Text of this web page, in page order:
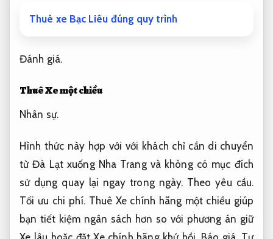
Thuê xe Bạc Liêu đúng quy trình
Đánh giá.
Thuê Xe một chiều
Nhân sự.
Hình thức này hợp với với khách chỉ cần di chuyển
từ Đà Lạt xuống Nha Trang và không có mục đích
sử dụng quay lại ngay trong ngày. Theo yêu cầu.
Tối ưu chi phí. Thuê Xe chính hãng một chiều giúp
bạn tiết kiệm ngân sách hơn so với phương án giữ